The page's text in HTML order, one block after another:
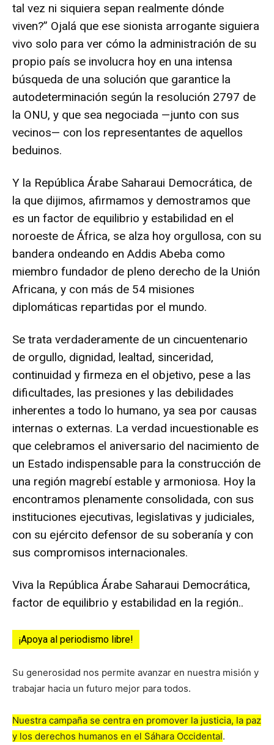
tal vez ni siquiera sepan realmente dónde
viven?” Ojalá que ese sionista arrogante siguiera
vivo solo para ver cómo la administración de su
propio país se involucra hoy en una intensa
búsqueda de una solución que garantice la
autodeterminación según la resolución 2797 de
la ONU, y que sea negociada —junto con sus
vecinos— con los representantes de aquellos
beduinos.
Y la República Árabe Saharaui Democrática, de
la que dijimos, afirmamos y demostramos que
es un factor de equilibrio y estabilidad en el
noroeste de África, se alza hoy orgullosa, con su
bandera ondeando en Addis Abeba como
miembro fundador de pleno derecho de la Unión
Africana, y con más de 54 misiones
diplomáticas repartidas por el mundo.
Se trata verdaderamente de un cincuentenario
de orgullo, dignidad, lealtad, sinceridad,
continuidad y firmeza en el objetivo, pese a las
dificultades, las presiones y las debilidades
inherentes a todo lo humano, ya sea por causas
internas o externas. La verdad incuestionable es
que celebramos el aniversario del nacimiento de
un Estado indispensable para la construcción de
una región magrebí estable y armoniosa. Hoy la
encontramos plenamente consolidada, con sus
instituciones ejecutivas, legislativas y judiciales,
con su ejército defensor de su soberanía y con
sus compromisos internacionales.
Viva la República Árabe Saharaui Democrática,
factor de equilibrio y estabilidad en la región..
¡Apoya al periodismo libre!
Su generosidad nos permite avanzar en nuestra misión y
trabajar hacia un futuro mejor para todos.
Nuestra campaña se centra en promover la justicia, la paz
y los derechos humanos en el Sáhara Occidental.